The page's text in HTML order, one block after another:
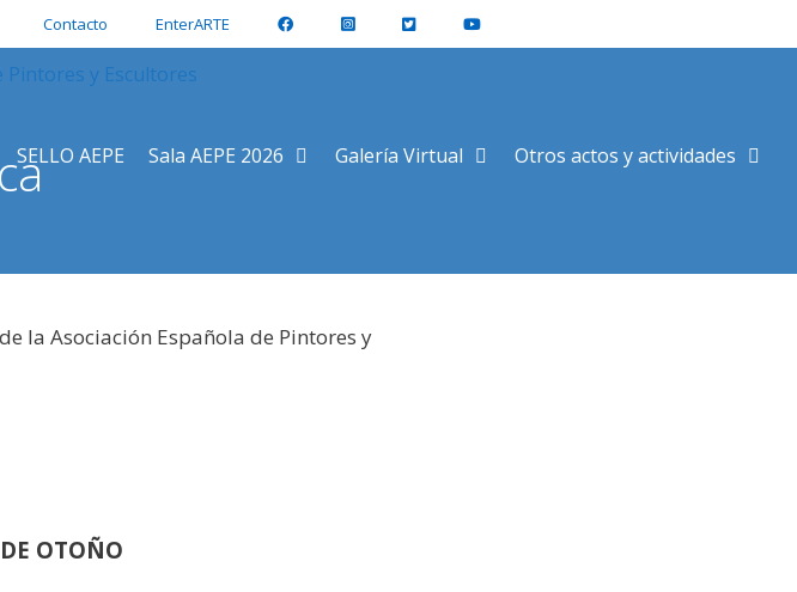
Contacto EnterARTE
SELLO AEPE Sala AEPE 2026 Galería Virtual Otros actos y actividades
la Asociación Española de Pintores y
OTOÑO